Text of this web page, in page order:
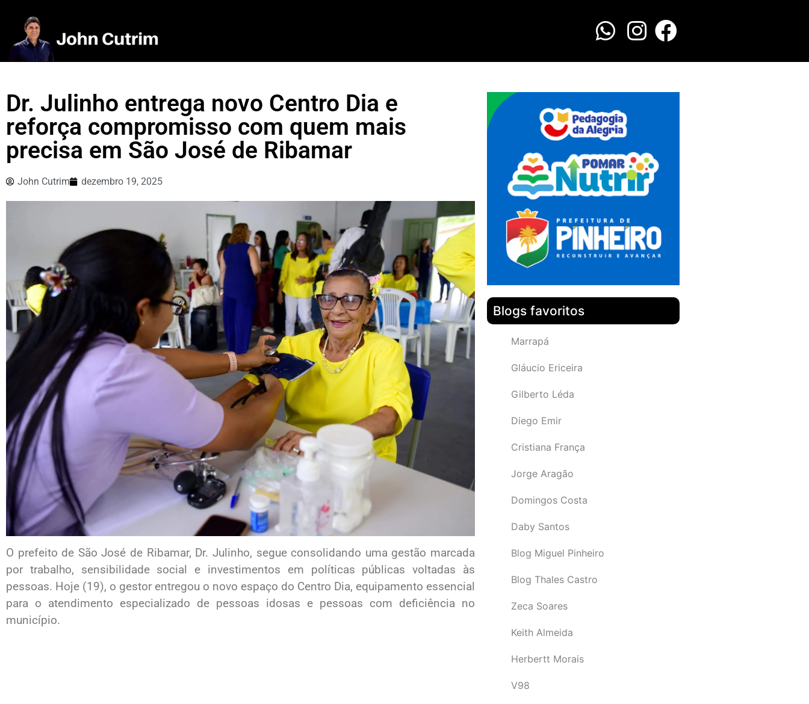
Dr. Julinho entrega novo Centro Dia e
reforça compromisso com quem mais
precisa em São José de Ribamar
John Cutrim dezembro 19, 2025
O prefeito de São José de Ribamar, Dr. Julinho, segue consolidando uma gestão marcada
por trabalho, sensibilidade social e investimentos em políticas públicas voltadas às
pessoas. Hoje (19), o gestor entregou o novo espaço do Centro Dia, equipamento essencial
para o atendimento especializado de pessoas idosas e pessoas com deficiência no
município.
Blogs favoritos
Marrapá
Gláucio Ericeira
Gilberto Léda
Diego Emir
Cristiana França
Jorge Aragão
Domingos Costa
Daby Santos
Blog Miguel Pinheiro
Blog Thales Castro
Zeca Soares
Keith Almeida
Herbertt Morais
V98